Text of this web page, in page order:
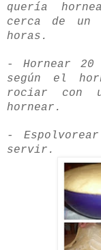
quería
cerca de un
horas.
- Hornear 20
según el
rociar con
hornear.
-
servir.